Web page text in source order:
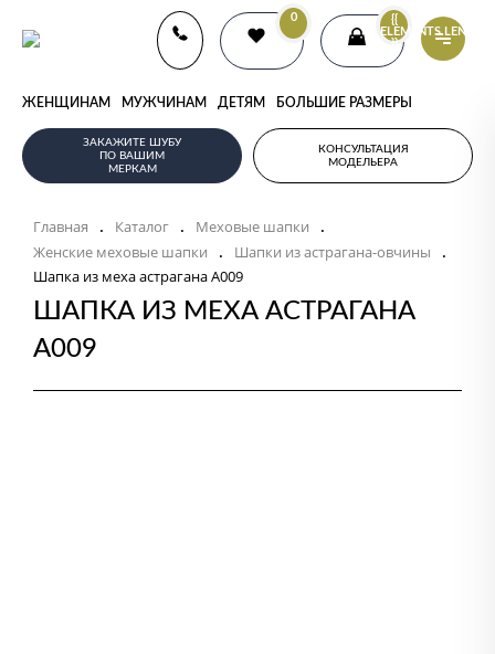
0
{{
ELEMENTS.LENGTH
}}
ЖЕНЩИНАМ МУЖЧИНАМ ДЕТЯМ БОЛЬШИЕ РАЗМЕРЫ
ЗАКАЖИТЕ ШУБУ
ПО ВАШИМ
МЕРКАМ
КОНСУЛЬТАЦИЯ
МОДЕЛЬЕРА
Главная . Каталог . Меховые шапки .
Женские меховые шапки . Шапки из астрагана-овчины .
Шапка из меха астрагана А009
ШАПКА ИЗ МЕХА АСТРАГАНА
А009